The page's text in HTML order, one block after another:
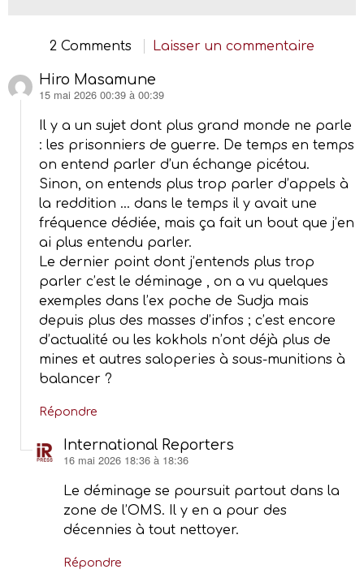
2 Comments Laisser un commentaire
Hiro Masamune
dit :
15 mai 2026 00:39 à 00:39
Il y a un sujet dont plus grand monde ne parle
: les prisonniers de guerre. De temps en temps
on entend parler d’un échange picétou.
Sinon, on entends plus trop parler d’appels à
la reddition … dans le temps il y avait une
fréquence dédiée, mais ça fait un bout que j’en
ai plus entendu parler.
Le dernier point dont j’entends plus trop
parler c’est le déminage , on a vu quelques
exemples dans l’ex poche de Sudja mais
depuis plus des masses d’infos ; c’est encore
d’actualité ou les kokhols n’ont déjà plus de
mines et autres saloperies à sous-munitions à
balancer ?
Répondre
International Reporters
dit :
16 mai 2026 18:36 à 18:36
Le déminage se poursuit partout dans la
zone de l’OMS. Il y en a pour des
décennies à tout nettoyer.
Répondre